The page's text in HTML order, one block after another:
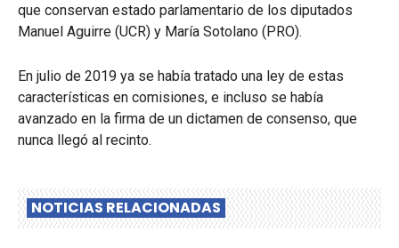
que conservan estado parlamentario de los diputados
Manuel Aguirre (UCR) y María Sotolano (PRO).
En julio de 2019 ya se había tratado una ley de estas
características en comisiones, e incluso se había
avanzado en la firma de un dictamen de consenso, que
nunca llegó al recinto.
NOTICIAS RELACIONADAS